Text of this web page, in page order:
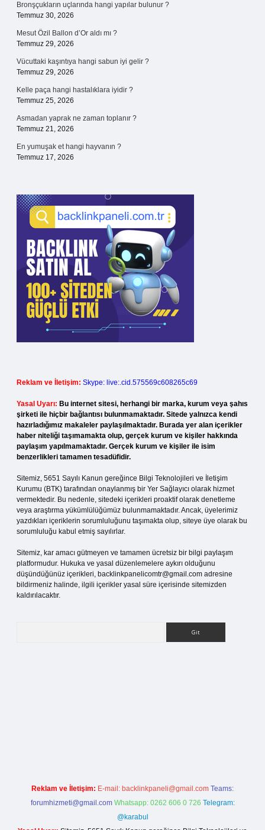
Bronşçukların uçlarında hangi yapılar bulunur ?
Temmuz 30, 2026
Mesut Özil Ballon d’Or aldı mı ?
Temmuz 29, 2026
Vücuttaki kaşıntıya hangi sabun iyi gelir ?
Temmuz 29, 2026
Kelle paça hangi hastalıklara iyidir ?
Temmuz 25, 2026
Asmadan yaprak ne zaman toplanır ?
Temmuz 21, 2026
En yumuşak et hangi hayvanın ?
Temmuz 17, 2026
Reklam ve İletişim: Skype: live:.cid.575569c608265c69
Yasal Uyarı: Bu internet sitesi, herhangi bir marka, kurum veya şahıs
şirketi ile hiçbir bağlantısı bulunmamaktadır. Sitede yalnızca kendi
hazırladığımız makaleler paylaşılmaktadır. Burada yer alan içerikler
haber niteliği taşımamakta olup, gerçek kurum ve kişiler hakkında
paylaşım yapılmamaktadır. Gerçek kurum ve kişiler ile isim
benzerlikleri tamamen tesadüfidir.
Sitemiz, 5651 Sayılı Kanun gereğince Bilgi Teknolojileri ve İletişim
Kurumu (BTK) tarafından onaylanmış bir Yer Sağlayıcı olarak hizmet
vermektedir. Bu nedenle, sitedeki içerikleri proaktif olarak denetleme
veya araştırma yükümlülüğümüz bulunmamaktadır. Ancak, üyelerimiz
yazdıkları içeriklerin sorumluluğunu taşımakta olup, siteye üye olarak bu
sorumluluğu kabul etmiş sayılırlar.
Sitemiz, kar amacı gütmeyen ve tamamen ücretsiz bir bilgi paylaşım
platformudur. Hukuka ve yasal düzenlemelere aykırı olduğunu
düşündüğünüz içerikleri, backlinkpanelicomtr@gmail.com adresine
bildirmeniz halinde, ilgili içerikler yasal süre içerisinde sitemizden
kaldırılacaktır.
Reklam ve İletişim: E-mail: backlinkpaneli@gmail.com Teams:
forumhizmeti@gmail.com Whatsapp: 0262 606 0 726 Telegram:
@karabul